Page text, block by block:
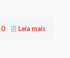
0 Leia mais